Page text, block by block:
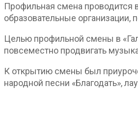
Профильная смена проводится
образовательные
Целью профильной смены в
повсеместно продвигать
К открытию смены был
народной песни «Благодать»,